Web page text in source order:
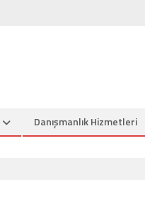
Danışmanlık Hizmetleri